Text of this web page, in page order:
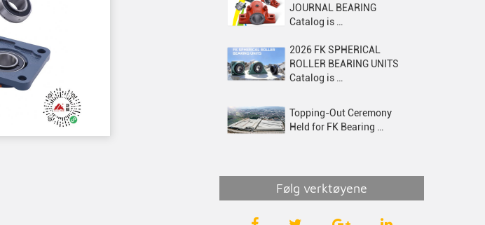
JOURNAL BEARING
Catalog is …
2026 FK SPHERICAL
ROLLER BEARING UNITS
Catalog is …
Topping-Out Ceremony
Held for FK Bearing …
Følg verktøyene